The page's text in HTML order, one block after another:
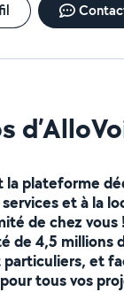
la plateforme
et à la
de chez vous
de 4,5 millions
et
tous vos